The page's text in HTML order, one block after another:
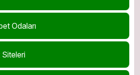
Odaları